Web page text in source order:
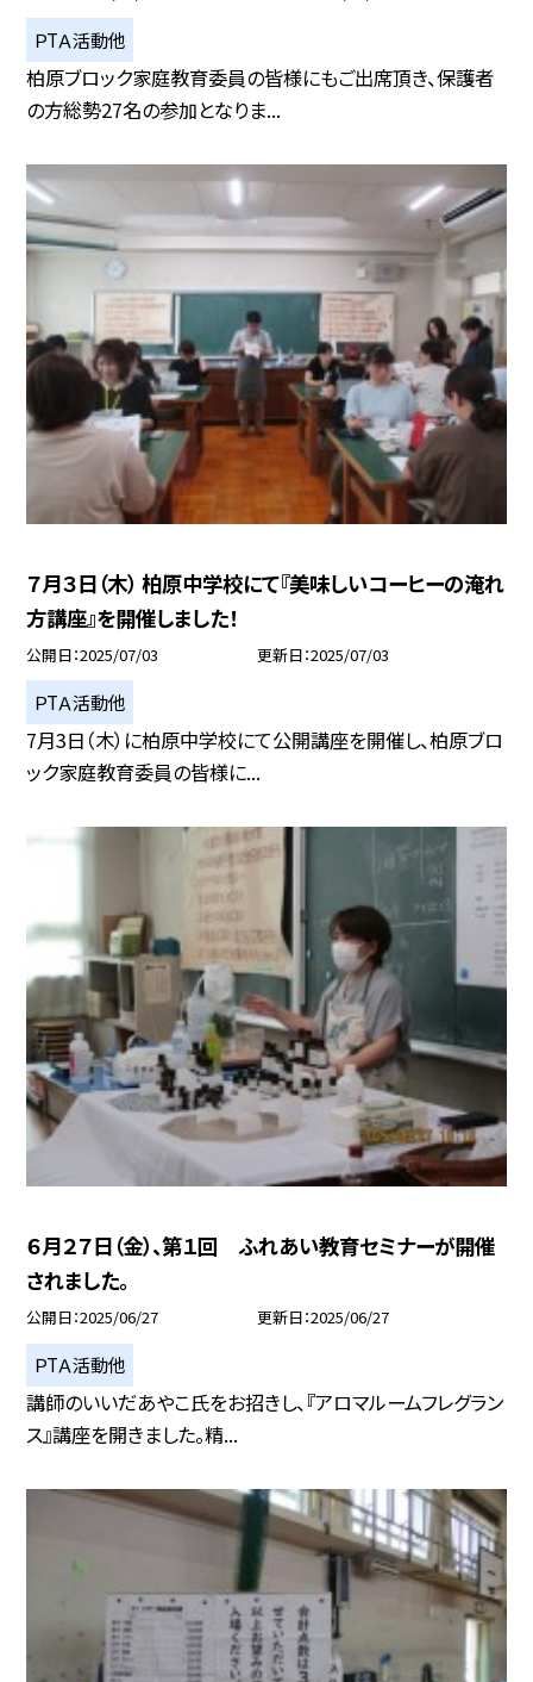
ＰTＡ活動他
柏原ブロック家庭教育委員の皆様にもご出席頂き、保護者
の方総勢27名の参加となりま...
７月３日（木） 柏原中学校にて『美味しいコーヒーの淹れ
方講座』を開催しました！
公開日 2025/07/03 更新日 2025/07/03
ＰTＡ活動他
7月3日（木）に柏原中学校にて公開講座を開催し、柏原ブロ
ック家庭教育委員の皆様に...
６月２７日（金）、第１回 ふれあい教育セミナーが開催
されました。
公開日 2025/06/27 更新日 2025/06/27
ＰTＡ活動他
講師のいいだあやこ氏をお招きし、『アロマルームフレグラン
ス』講座を開きました。精...